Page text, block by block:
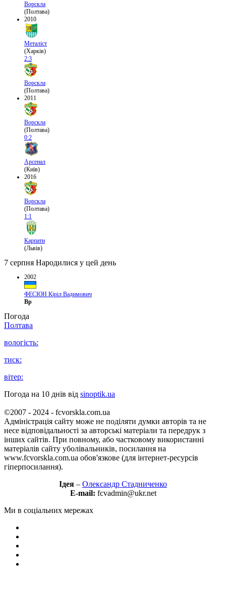
Ворскла
(Полтава)
2010
Металіст
(Харків)
2:3
Ворскла
(Полтава)
2011
Ворскла
(Полтава)
0:2
Арсенал
(Київ)
2016
Ворскла
(Полтава)
1:1
Карпати
(Львів)
7 серпня Народилися у цей день
2002
ФЕСЮН Кіріл Вадимович
Вр
Погода
Полтава
вологість:
тиск:
вітер:
Погода на 10 днів від sinoptik.ua
©2007 - 2024 - fcvorskla.com.ua
Адміністрація сайту може не поділяти думки авторів та не
несе відповідальності за авторські матеріали та передрук з
інших сайтів. При повному, або частковому використанні
матеріалів сайту уболівальників, посилання на
www.fcvorskla.com.ua обов'язкове (для інтернет-ресурсів
гіперпосилання).
Ідея – Олександр Стадниченко
E-mail: fcvadmin@ukr.net
Ми в соціальних мережах